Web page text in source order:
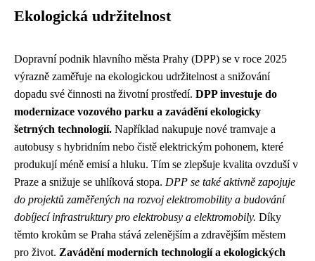
Ekologická udržitelnost
Dopravní podnik hlavního města Prahy (DPP) se v roce 2025
výrazně zaměřuje na ekologickou udržitelnost a snižování
dopadu své činnosti na životní prostředí. DPP investuje do
modernizace vozového parku a zavádění ekologicky
šetrných technologií. Například nakupuje nové tramvaje a
autobusy s hybridním nebo čistě elektrickým pohonem, které
produkují méně emisí a hluku. Tím se zlepšuje kvalita ovzduší v
Praze a snižuje se uhlíková stopa. DPP se také aktivně zapojuje
do projektů zaměřených na rozvoj elektromobility a budování
dobíjecí infrastruktury pro elektrobusy a elektromobily. Díky
těmto krokům se Praha stává zelenějším a zdravějším městem
pro život. Zavádění moderních technologií a ekologických